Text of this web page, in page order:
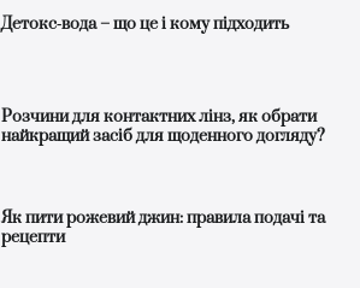
Детокс‑вода – що це і кому підходить
Розчини для контактних лінз, як обрати
найкращий засіб для щоденного догляду?
Як пити рожевий джин: правила подачі та
рецепти